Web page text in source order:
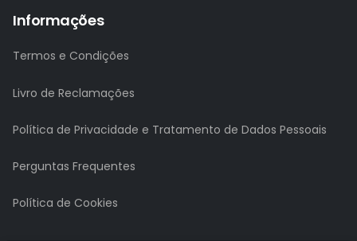
Informações
Termos e Condições
Livro de Reclamações
Política de Privacidade e Tratamento de Dados Pessoais
Perguntas Frequentes
Política de Cookies